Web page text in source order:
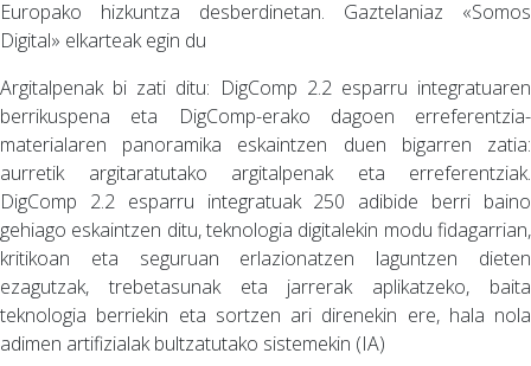
Europako hizkuntza desberdinetan. Gaztelaniaz «Somos
Digital» elkarteak egin du
Argitalpenak bi zati ditu: DigComp 2.2 esparru integratuaren
berrikuspena eta DigComp-erako dagoen erreferentzia-
materialaren panoramika eskaintzen duen bigarren zatia:
aurretik argitaratutako argitalpenak eta erreferentziak.
DigComp 2.2 esparru integratuak 250 adibide berri baino
gehiago eskaintzen ditu, teknologia digitalekin modu fidagarrian,
kritikoan eta seguruan erlazionatzen laguntzen dieten
ezagutzak, trebetasunak eta jarrerak aplikatzeko, baita
teknologia berriekin eta sortzen ari direnekin ere, hala nola
adimen artifizialak bultzatutako sistemekin (IA)